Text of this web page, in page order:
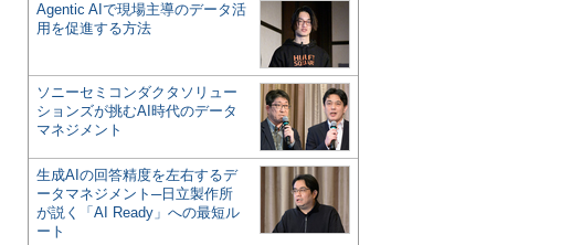
Agentic AIで現場主導のデータ活
用を促進する方法
ソニーセミコンダクタソリュー
ションズが挑むAI時代のデータ
マネジメント
生成AIの回答精度を左右するデ
ータマネジメント─日立製作所
が説く「AI Ready」への最短ル
ート